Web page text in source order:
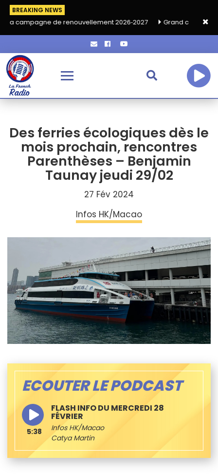
BREAKING NEWS
renouvellement 2026‑2027 Grand café de rentrée HKA le
Des ferries écologiques dès le
mois prochain, rencontres
Parenthèses – Benjamin
Taunay jeudi 29/02
27 Fév 2024
Infos HK/Macao
ECOUTER LE PODCAST
FLASH INFO DU MERCREDI 28
FÉVRIER
Infos HK/Macao
Catya Martin
5:38